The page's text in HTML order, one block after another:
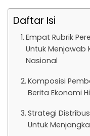
Daftar Isi
Empat Rubrik
Untuk Menjawab
Nasional
Komposisi
Berita Ekonomi
Strategi
Untuk